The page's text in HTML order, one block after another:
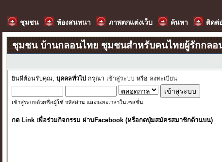
ชุมชน ห้องสนทนา ภาพตกแต่งเว็บ ค้นหา ติดต่
ชุมชน บ้านกลอนไทย ชุมชนสำหรับคนไทยผู้รักกลอ
ยินดีต้อนรับคุณ,บุคคลทั่วไป กรุณา เข้าสู่ระบบ หรือ ลงทะเบียน
เข้าสู่ระบบด้วยชื่อผู้ใช้ รหัสผ่าน และระยะเวลาในเซสชั่น
กด Link เพื่อร่วมกิจกรรม ผ่านFacebook (หรือกดปุ่มสมัครสมาชิกด้านบน)